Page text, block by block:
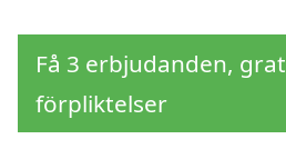
Få 3 erbjudanden,
förpliktelser